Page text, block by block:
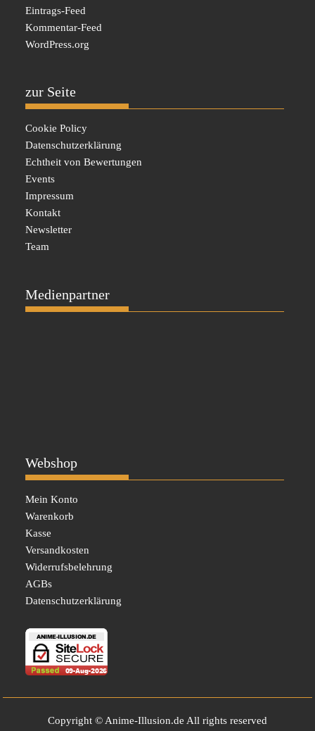
Eintrags-Feed
Kommentar-Feed
WordPress.org
zur Seite
Cookie Policy
Datenschutzerklärung
Echtheit von Bewertungen
Events
Impressum
Kontakt
Newsletter
Team
Medienpartner
Webshop
Mein Konto
Warenkorb
Kasse
Versandkosten
Widerrufsbelehrung
AGBs
Datenschutzerklärung
Copyright © Anime-Illusion.de All rights reserved